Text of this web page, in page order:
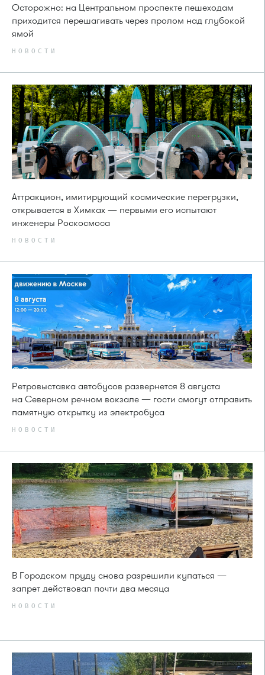
Осторожно: на Центральном проспекте пешеходам
приходится перешагивать через пролом над глубокой
ямой
НОВОСТИ
Аттракцион, имитирующий космические перегрузки,
открывается в Химках — первыми его испытают
инженеры Роскосмоса
НОВОСТИ
Ретровыставка автобусов развернется 8 августа
на Северном речном вокзале — гости смогут отправить
памятную открытку из электробуса
НОВОСТИ
В Городском пруду снова разрешили купаться —
запрет действовал почти два месяца
НОВОСТИ